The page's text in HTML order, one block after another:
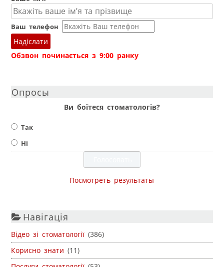
Ваш телефон
Надіслати
Обзвон починається з 9:00 ранку
Опросы
Ви боїтеся стоматологів?
Так
Ні
Посмотреть результаты
Навігація
Відео зі стоматології (386)
Корисно знати (11)